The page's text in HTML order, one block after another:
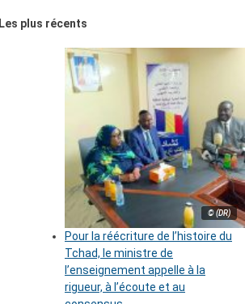
Les plus récents
© (DR)
Pour la réécriture de l’histoire du
Tchad, le ministre de
l’enseignement appelle à la
rigueur, à l’écoute et au